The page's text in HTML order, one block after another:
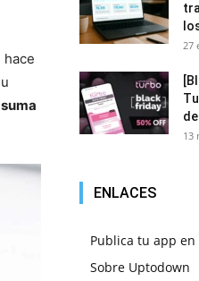
hace
suma
27
13
ENLACES
Publica tu app
Sobre Uptodown